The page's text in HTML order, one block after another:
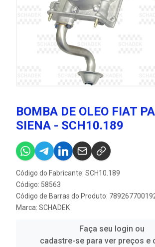
BOMBA DE OLEO FIAT
SIENA - SCH10.189
Código do Fabricante: SCH10.189
Código: 58563
Código de Barras do Produto:
Marca: SCHADEK
Faça seu login ou
cadastre-se para ver preços e